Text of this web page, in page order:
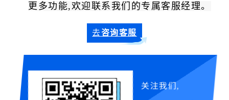
更多功能,欢迎联系我们的专属客服经理。
去咨询客服
关注我们,